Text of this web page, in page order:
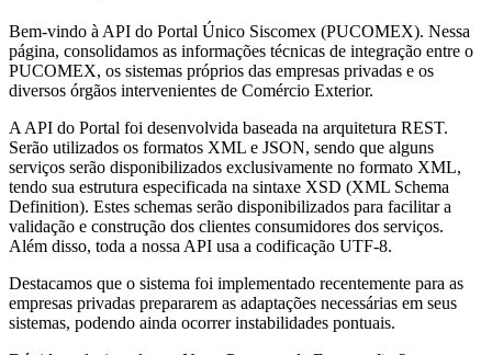
Bem-vindo à API do Portal Único Siscomex (PUCOMEX). Nessa
página, consolidamos as informações técnicas de integração entre o
PUCOMEX, os sistemas próprios das empresas privadas e os
diversos órgãos intervenientes de Comércio Exterior.
A API do Portal foi desenvolvida baseada na arquitetura REST.
Serão utilizados os formatos XML e JSON, sendo que alguns
serviços serão disponibilizados exclusivamente no formato XML,
tendo sua estrutura especificada na sintaxe XSD (XML Schema
Definition). Estes schemas serão disponibilizados para facilitar a
validação e construção dos clientes consumidores dos serviços.
Além disso, toda a nossa API usa a codificação UTF-8.
Destacamos que o sistema foi implementado recentemente para as
empresas privadas prepararem as adaptações necessárias em seus
sistemas, podendo ainda ocorrer instabilidades pontuais.